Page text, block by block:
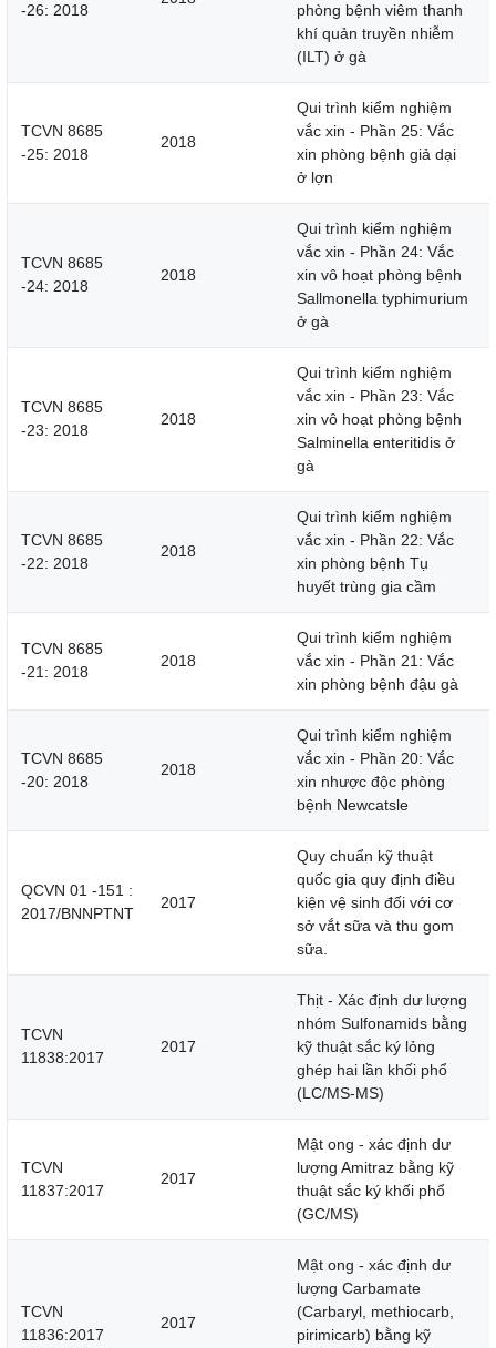
-26: 2018
phòng bệnh viêm thanh
khí quản truyền nhiễm
(ILT) ở gà
TCVN 8685
-25: 2018
2018
Qui trình kiểm nghiệm
vắc xin - Phần 25: Vắc
xin phòng bệnh giả dại
ở lợn
TCVN 8685
-24: 2018
2018
Qui trình kiểm nghiệm
vắc xin - Phần 24: Vắc
xin vô hoạt phòng bệnh
Sallmonella typhimurium
ở gà
TCVN 8685
-23: 2018
2018
Qui trình kiểm nghiệm
vắc xin - Phần 23: Vắc
xin vô hoạt phòng bệnh
Salminella enteritidis ở
gà
TCVN 8685
-22: 2018
2018
Qui trình kiểm nghiệm
vắc xin - Phần 22: Vắc
xin phòng bệnh Tụ
huyết trùng gia cầm
TCVN 8685
-21: 2018
2018
Qui trình kiểm nghiệm
vắc xin - Phần 21: Vắc
xin phòng bệnh đậu gà
TCVN 8685
-20: 2018
2018
Qui trình kiểm nghiệm
vắc xin - Phần 20: Vắc
xin nhược độc phòng
bệnh Newcatsle
QCVN 01 -151 :
2017/BNNPTNT
2017
Quy chuẩn kỹ thuật
quốc gia quy định điều
kiện vệ sinh đối với cơ
sở vắt sữa và thu gom
sữa.
TCVN
11838:2017
2017
Thịt - Xác định dư lượng
nhóm Sulfonamids bằng
kỹ thuật sắc ký lỏng
ghép hai lần khối phổ
(LC/MS-MS)
TCVN
11837:2017
2017
Mật ong - xác định dư
lượng Amitraz bằng kỹ
thuật sắc ký khối phổ
(GC/MS)
TCVN
11836:2017
2017
Mật ong - xác định dư
lượng Carbamate
(Carbaryl, methiocarb,
pirimicarb) bằng kỹ